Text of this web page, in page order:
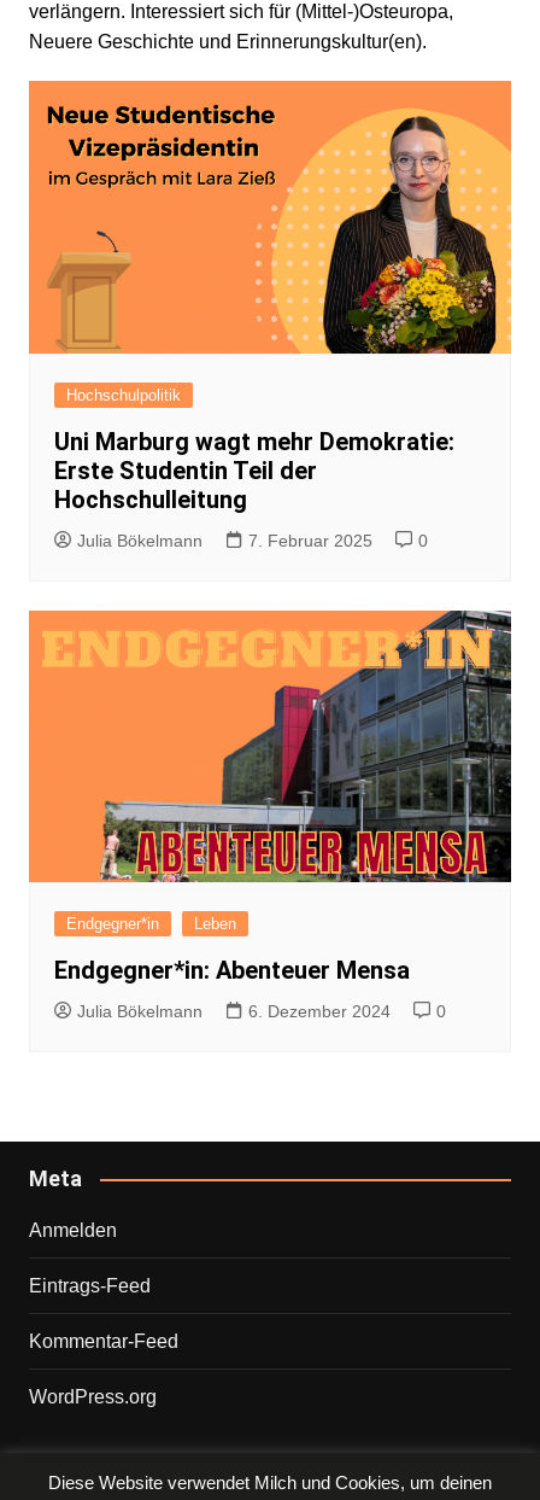
verlängern. Interessiert sich für (Mittel-)Osteuropa,
Neuere Geschichte und Erinnerungskultur(en).
Hochschulpolitik
Uni Marburg wagt mehr Demokratie:
Erste Studentin Teil der
Hochschulleitung
Julia Bökelmann 7. Februar 2025 0
Endgegner*in Leben
Endgegner*in: Abenteuer Mensa
Julia Bökelmann 6. Dezember 2024 0
Meta
Anmelden
Eintrags-Feed
Kommentar-Feed
WordPress.org
Diese Website verwendet Milch und Cookies, um deinen